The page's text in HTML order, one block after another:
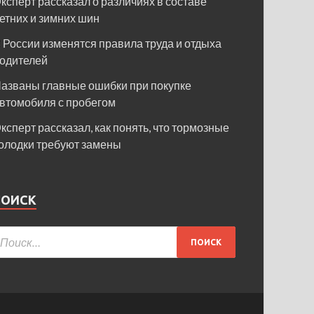
и зимних шин
России изменятся правила труда и отдыха
главные ошибки при покупке
с пробегом
рассказал, как понять, что тормозные
требуют замены